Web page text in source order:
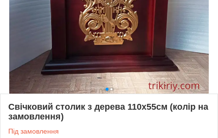
Свічковий столик з дерева 110х55см (колір на
замовлення)
Під замовлення